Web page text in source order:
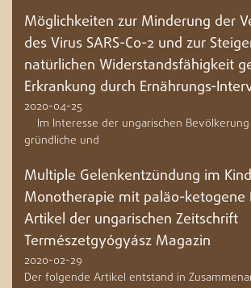
Möglichkeiten zur Minderung der
des Virus SARS-Co-2 und zur
natürlichen Widerstandsfähigkeit
Erkrankung durch Ernährungs-
2020-04-25
Im Interesse der ungarischen
gründliche und
Multiple Gelenkentzündung im
Monotherapie mit paläo-ketogene
Artikel der ungarischen Zeitschrift
Természetgyógyász Magazin
2020-02-29
Der folgende Artikel entstand in